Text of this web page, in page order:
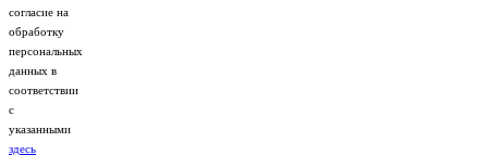
согласие на
обработку
персональных
данных в
соответствии
с
указанными
здесь